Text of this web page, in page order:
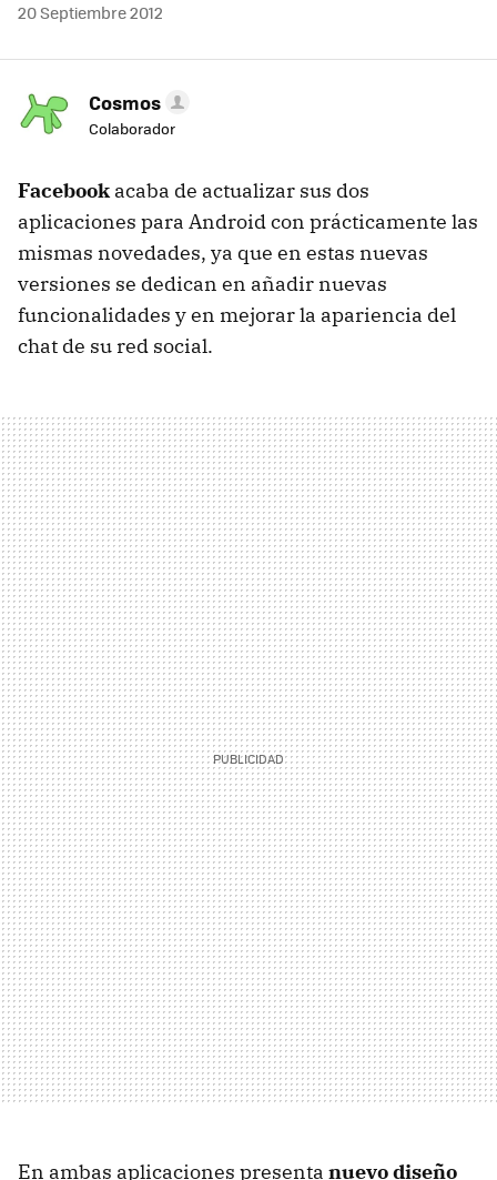
20 Septiembre 2012
Cosmos
Colaborador
Facebookacaba de actualizar sus dos
aplicaciones para Android con prácticamente las
mismas novedades, ya que en estas nuevas
versiones se dedican en añadir nuevas
funcionalidades y en mejorar la apariencia del
chat de su red social.
En ambas aplicaciones presenta nuevo diseño